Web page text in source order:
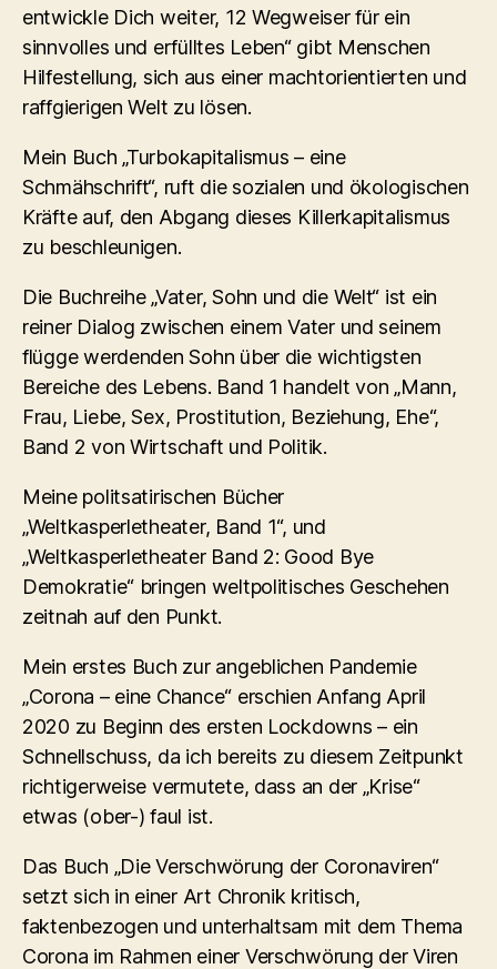
entwickle Dich weiter, 12 Wegweiser für ein
sinnvolles und erfülltes Leben“ gibt Menschen
Hilfestellung, sich aus einer machtorientierten und
raffgierigen Welt zu lösen.
Mein Buch „Turbokapitalismus – eine
Schmähschrift“, ruft die sozialen und ökologischen
Kräfte auf, den Abgang dieses Killerkapitalismus
zu beschleunigen.
Die Buchreihe „Vater, Sohn und die Welt“ ist ein
reiner Dialog zwischen einem Vater und seinem
flügge werdenden Sohn über die wichtigsten
Bereiche des Lebens. Band 1 handelt von „Mann,
Frau, Liebe, Sex, Prostitution, Beziehung, Ehe“,
Band 2 von Wirtschaft und Politik.
Meine politsatirischen Bücher
„Weltkasperletheater, Band 1“, und
„Weltkasperletheater Band 2: Good Bye
Demokratie“ bringen weltpolitisches Geschehen
zeitnah auf den Punkt.
Mein erstes Buch zur angeblichen Pandemie
„Corona – eine Chance“ erschien Anfang April
2020 zu Beginn des ersten Lockdowns – ein
Schnellschuss, da ich bereits zu diesem Zeitpunkt
richtigerweise vermutete, dass an der „Krise“
etwas (ober-) faul ist.
Das Buch „Die Verschwörung der Coronaviren“
setzt sich in einer Art Chronik kritisch,
faktenbezogen und unterhaltsam mit dem Thema
Corona im Rahmen einer Verschwörung der Viren